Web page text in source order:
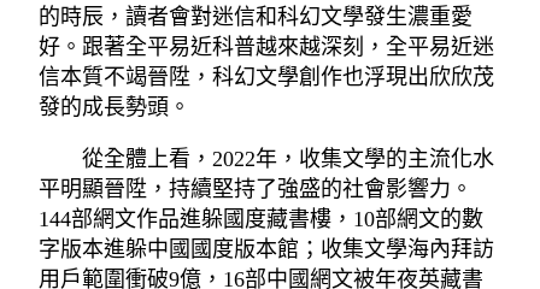
的時辰，讀者會對迷信和科幻文學發生濃重愛
好。跟著全平易近科普越來越深刻，全平易近迷
信本質不竭晉陞，科幻文學創作也浮現出欣欣茂
發的成長勢頭。
從全體上看，2022年，收集文學的主流化水
平明顯晉陞，持續堅持了強盛的社會影響力。
144部網文作品進躲國度藏書樓，10部網文的數
字版本進躲中國國度版本館；收集文學海內拜訪
用戶範圍衝破9億，16部中國網文被年夜英藏書